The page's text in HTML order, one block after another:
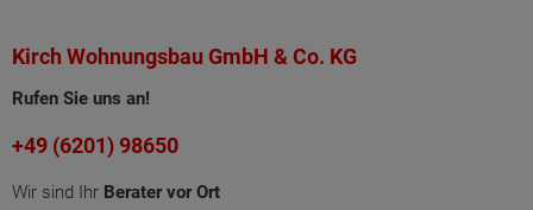
Kirch Wohnungsbau GmbH & Co. KG
Rufen Sie uns an!
+49 (6201) 98650
Wir sind Ihr Berater vor Ort